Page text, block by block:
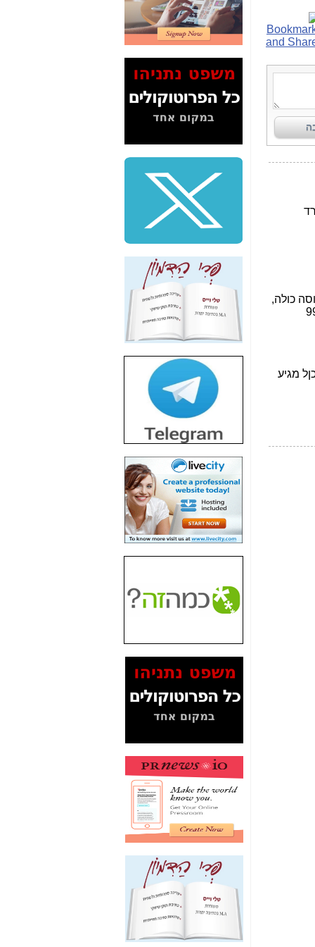
2" על תעלולי השר
משה כחלון -כאן
המשך חשיפת הבלוף
ששמו "מהפיכת
הסלולר" ואיך מסרסים
כאן
סיכום ביקור בסיליקון
שלמה פילבר (עד
לאחרונה מנכ"ל משרד
התקשורת) - עד
מדינה? הצחקתם
"יש אפליה בחקירה"?
חשיפה: למה השר
משה כחלון לא נחקר
עד היום? -
כאן
הדומה לזו של "תיק
4000" אך בתחום
הסלולר -
חשיפת מה שלא
רוצים שתדעו בעניין
פריסת אנלימיטד
(בניחוח בלתי נסבל) -
כאן
חשיפה: איוב קרא
אישר לקבוצת סלקום
בדיוק מה שביבי אישר
כאן
האם השר איוב קרא
היה צריך בכלל לחתום
על האישור, שנתן
האם ביבי וקרא קבלו
בכלל תמורה עבור
המסמכים בנושא בזק-
Yes (תיק 4000)
לאיש הלא נכון! -כאן
עובדות ומסמכים
האם ביבי כשר
תקשורת עזר לקב'
בזק? -כאן
מה מקור ה-Fake
News שהביא לתפירת
תיק לביבי והעלמת
החשודים הנכונים -כאן
אחת הרגליים של "תיק
4000 התפור"
התמוטטה היום
בניצחון (כפול) של בזק
-
כאן
איך כתבות מפנקות